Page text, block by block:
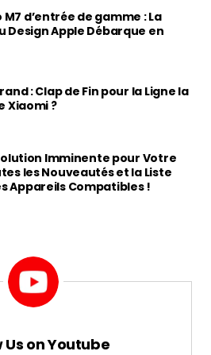
M7 d’entrée de gamme : La
Design Apple Débarque en
: Clap de Fin pour la Ligne la
Xiaomi ?
Imminente pour Votre
les Nouveautés et la Liste
Appareils Compatibles !
Us on Youtube